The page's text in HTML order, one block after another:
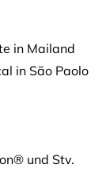
in Mailand
in São Paolo
und Stv.